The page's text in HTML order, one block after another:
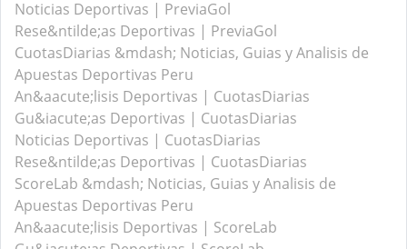
Noticias Deportivas | PreviaGol
Rese&ntilde;as Deportivas | PreviaGol
CuotasDiarias &mdash; Noticias, Guias y Analisis de
Apuestas Deportivas Peru
An&aacute;lisis Deportivas | CuotasDiarias
Gu&iacute;as Deportivas | CuotasDiarias
Noticias Deportivas | CuotasDiarias
Rese&ntilde;as Deportivas | CuotasDiarias
ScoreLab &mdash; Noticias, Guias y Analisis de
Apuestas Deportivas Peru
An&aacute;lisis Deportivas | ScoreLab